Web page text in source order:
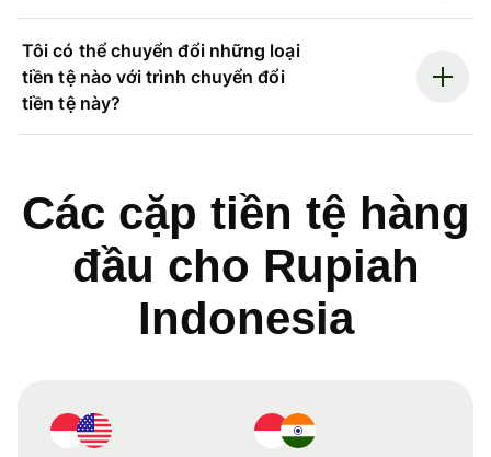
Tôi có thể chuyển đổi những loại
tiền tệ nào với trình chuyển đổi
tiền tệ này?
Các cặp tiền tệ hàng
đầu cho Rupiah
Indonesia